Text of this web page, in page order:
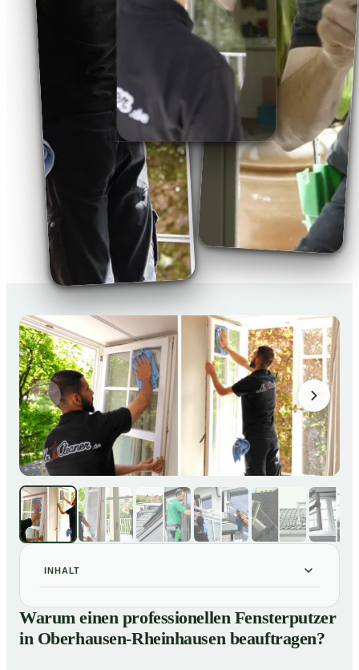
INHALT
Warum einen professionellen Fensterputzer in
Oberhausen-Rheinhausen beauftragen?
Darum lohnt sich ein Fensterputzer in Oberhausen-
Warum einen professionellen Fensterputzer
in Oberhausen-Rheinhausen beauftragen?